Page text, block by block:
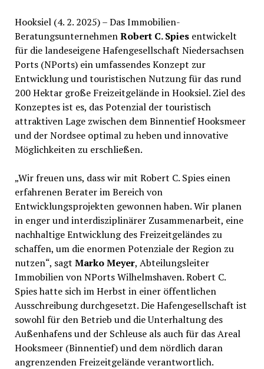
Hooksiel (4. 2. 2025) – Das Immobilien-
BeratungsunternehmenRobert C. Spies entwickelt
für die landeseigene Hafengesellschaft Niedersachsen
Ports (NPorts) ein umfassendes Konzept zur
Entwicklung und touristischen Nutzung für das rund
200 Hektar große Freizeitgelände in Hooksiel. Ziel des
Konzeptes ist es, das Potenzial der touristisch
attraktiven Lage zwischen dem Binnentief Hooksmeer
und der Nordsee optimal zu heben und innovative
Möglichkeiten zu erschließen.
„Wir freuen uns, dass wir mit Robert C. Spies einen
erfahrenen Berater im Bereich von
Entwicklungsprojekten gewonnen haben. Wir planen
in enger und interdisziplinärer Zusammenarbeit, eine
nachhaltige Entwicklung des Freizeitgeländes zu
schaffen, um die enormen Potenziale der Region zu
nutzen“, sagt Marko Meyer, Abteilungsleiter
Immobilien von NPorts Wilhelmshaven. Robert C.
Spies hatte sich im Herbst in einer öffentlichen
Ausschreibung durchgesetzt. Die Hafengesellschaft ist
sowohl für den Betrieb und die Unterhaltung des
Außenhafens und der Schleuse als auch für das Areal
Hooksmeer (Binnentief) und dem nördlich daran
angrenzenden Freizeitgelände verantwortlich.